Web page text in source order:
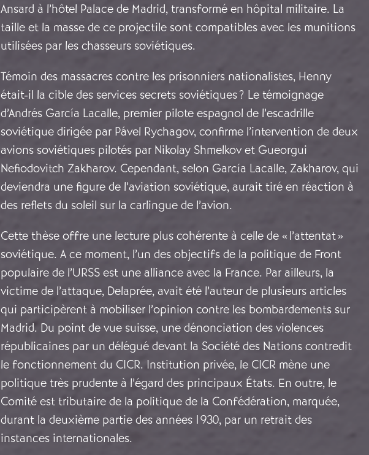
Ansard à l’hôtel Palace de Madrid, transformé en hôpital militaire. La
taille et la masse de ce projectile sont compatibles avec les munitions
utilisées par les chasseurs soviétiques.
Témoin des massacres contre les prisonniers nationalistes, Henny
était-il la cible des services secrets soviétiques ? Le témoignage
d’Andrés García Lacalle, premier pilote espagnol de l’escadrille
soviétique dirigée par Pável Rychagov, confirme l’intervention de deux
avions soviétiques pilotés par Nikolay Shmelkov et Gueorgui
Nefiodovitch Zakharov. Cependant, selon García Lacalle, Zakharov, qui
deviendra une figure de l’aviation soviétique, aurait tiré en réaction à
des reflets du soleil sur la carlingue de l’avion.
Cette thèse offre une lecture plus cohérente à celle de « l’attentat »
soviétique. A ce moment, l’un des objectifs de la politique de Front
populaire de l’URSS est une alliance avec la France. Par ailleurs, la
victime de l’attaque, Delaprée, avait été l’auteur de plusieurs articles
qui participèrent à mobiliser l’opinion contre les bombardements sur
Madrid. Du point de vue suisse, une dénonciation des violences
républicaines par un délégué devant la Société des Nations contredit
le fonctionnement du CICR. Institution privée, le CICR mène une
politique très prudente à l’égard des principaux États. En outre, le
Comité est tributaire de la politique de la Confédération, marquée,
durant la deuxième partie des années 1930, par un retrait des
instances internationales.